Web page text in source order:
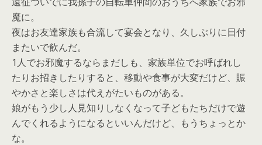
魔に。
夜はお友達家族も合流して宴会となり、久しぶりに日付
またいで飲んだ。
1人でお邪魔するならまだしも、家族単位でお呼ばれし
たりお招きしたりすると、移動や食事が大変だけど、賑
やかさと楽しさは代えがたいものがある。
娘がもう少し人見知りしなくなって子どもたちだけで遊
んでくれるようになるといいんだけど、もうちょっとか
な。